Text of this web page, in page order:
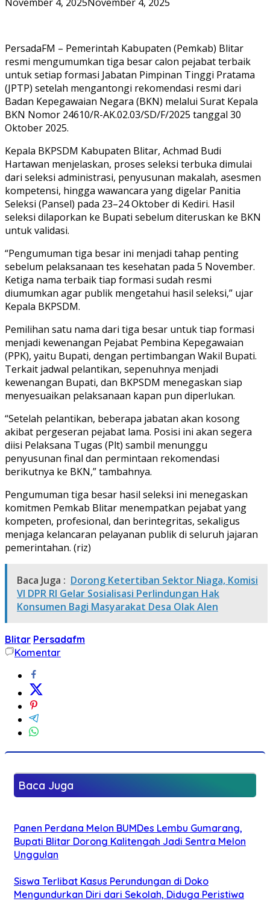
PersadaFM – Pemerintah Kabupaten (Pemkab) Blitar
resmi mengumumkan tiga besar calon pejabat terbaik
untuk setiap formasi Jabatan Pimpinan Tinggi Pratama
(JPTP) setelah mengantongi rekomendasi resmi dari
Badan Kepegawaian Negara (BKN) melalui Surat Kepala
BKN Nomor 24610/R-AK.02.03/SD/F/2025 tanggal 30
Oktober 2025.
Kepala BKPSDM Kabupaten Blitar, Achmad Budi
Hartawan menjelaskan, proses seleksi terbuka dimulai
dari seleksi administrasi, penyusunan makalah, asesmen
kompetensi, hingga wawancara yang digelar Panitia
Seleksi (Pansel) pada 23–24 Oktober di Kediri. Hasil
seleksi dilaporkan ke Bupati sebelum diteruskan ke BKN
untuk validasi.
“Pengumuman tiga besar ini menjadi tahap penting
sebelum pelaksanaan tes kesehatan pada 5 November.
Ketiga nama terbaik tiap formasi sudah resmi
diumumkan agar publik mengetahui hasil seleksi,” ujar
Kepala BKPSDM.
Pemilihan satu nama dari tiga besar untuk tiap formasi
menjadi kewenangan Pejabat Pembina Kepegawaian
(PPK), yaitu Bupati, dengan pertimbangan Wakil Bupati.
Terkait jadwal pelantikan, sepenuhnya menjadi
kewenangan Bupati, dan BKPSDM menegaskan siap
menyesuaikan pelaksanaan kapan pun diperlukan.
“Setelah pelantikan, beberapa jabatan akan kosong
akibat pergeseran pejabat lama. Posisi ini akan segera
diisi Pelaksana Tugas (Plt) sambil menunggu
penyusunan final dan permintaan rekomendasi
berikutnya ke BKN,” tambahnya.
Pengumuman tiga besar hasil seleksi ini menegaskan
komitmen Pemkab Blitar menempatkan pejabat yang
kompeten, profesional, dan berintegritas, sekaligus
menjaga kelancaran pelayanan publik di seluruh jajaran
pemerintahan. (riz)
Baca Juga : Dorong Ketertiban Sektor Niaga, Komisi
VI DPR RI Gelar Sosialisasi Perlindungan Hak
Konsumen Bagi Masyarakat Desa Olak Alen
Blitar Persadafm
Komentar
Baca Juga
Panen Perdana Melon BUMDes Lembu Gumarang,
Bupati Blitar Dorong Kalitengah Jadi Sentra Melon
Unggulan
Siswa Terlibat Kasus Perundungan di Doko
Mengundurkan Diri dari Sekolah, Diduga Peristiwa